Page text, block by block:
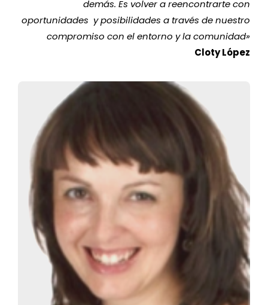
demás. Es volver a reencontrarte con
oportunidades y posibilidades a través de nuestro
compromiso con el entorno y la comunidad»
Cloty López